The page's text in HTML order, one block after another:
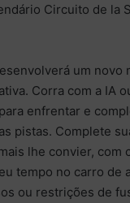
Circuito de la
um novo
Corra com a IA
enfrentar e
pistas. Complete
lhe convier, com
tempo no carro de
ou restrições de